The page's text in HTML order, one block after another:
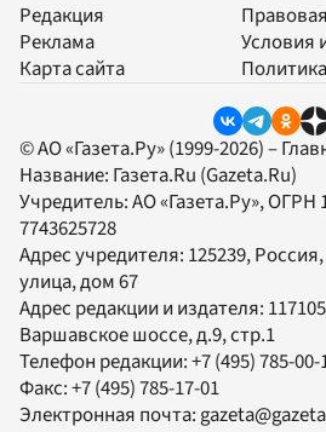
Редакция
Реклама
Карта сайта
Условия
© АО «Газета.Ру» (1999-2026) –
Название: Газета.Ru (Gazeta.Ru)
Учредитель:АО «Газета.Ру», ОГРН
7743625728
Адрес учредителя: 125239,
улица, дом 67
Адрес редакции и издателя: 117105
Варшавское шоссе, д.9, стр.1
Телефон редакции:+7 (495) 785-00-
Факс:+7 (495) 785-17-01
Электронная почта: